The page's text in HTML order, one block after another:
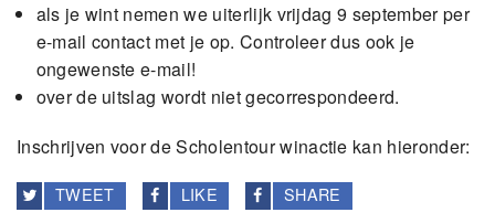
als je wint nemen we uiterlijk vrijdag 9 september per
e-mail contact met je op. Controleer dus ook je
ongewenste e-mail!
over de uitslag wordt niet gecorrespondeerd.
Inschrijven voor de Scholentour winactie kan hieronder:
TWEET LIKE SHARE